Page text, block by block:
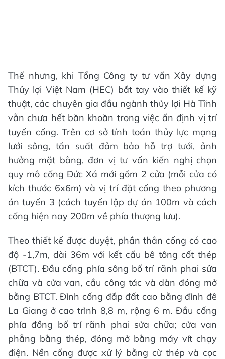
Thế nhưng, khi Tổng Công ty tư vấn Xây dựng
Thủy lợi Việt Nam (HEC) bắt tay vào thiết kế kỹ
thuật, các chuyên gia đầu ngành thủy lợi Hà Tĩnh
vẫn chưa hết băn khoăn trong việc ấn định vị trí
tuyến cống. Trên cơ sở tính toán thủy lực mạng
lưới sông, tần suất đảm bảo hỗ trợ tưới, ảnh
hưởng mặt bằng, đơn vị tư vấn kiến nghị chọn
quy mô cống Đức Xá mới gồm 2 cửa (mỗi cửa có
kích thước 6x6m) và vị trí đặt cống theo phương
án tuyến 3 (cách tuyến lập dự án 100m và cách
cống hiện nay 200m về phía thượng lưu).
Theo thiết kế được duyệt, phần thân cống có cao
độ -1,7m, dài 36m với kết cấu bê tông cốt thép
(BTCT). Đầu cống phía sông bố trí rãnh phai sửa
chữa và cửa van, cầu công tác và dàn đóng mở
bằng BTCT. Đỉnh cống đắp đất cao bằng đỉnh đê
La Giang ở cao trình 8,8 m, rộng 6 m. Đầu cống
phía đồng bố trí rãnh phai sửa chữa; cửa van
phẳng bằng thép, đóng mở bằng máy vít chạy
điện. Nền cống được xử lý bằng cừ thép và cọc